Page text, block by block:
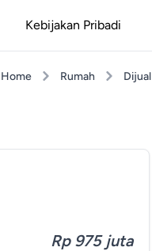
Kebijakan Pribadi
Home Rumah Dijual
Rp 975 juta